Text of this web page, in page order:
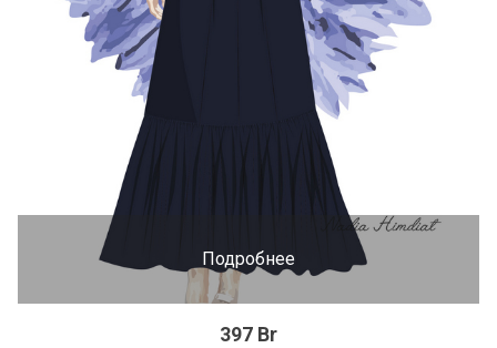
Подробнее
397 Br